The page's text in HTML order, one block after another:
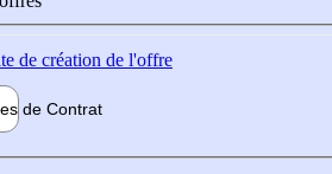
de création de l'offre
de Contrat